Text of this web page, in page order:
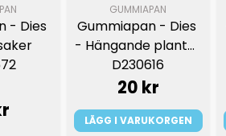
- Dies
GUMMIAPAN
Gummiapan - Dies
- Hängande planta
D230616
20 kr
LÄGG I VARUKORGEN